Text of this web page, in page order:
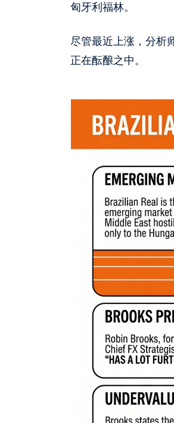
匈牙利福林。
尽管最近上涨，分析
正在酝酿之中。